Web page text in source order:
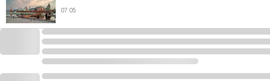
07:05